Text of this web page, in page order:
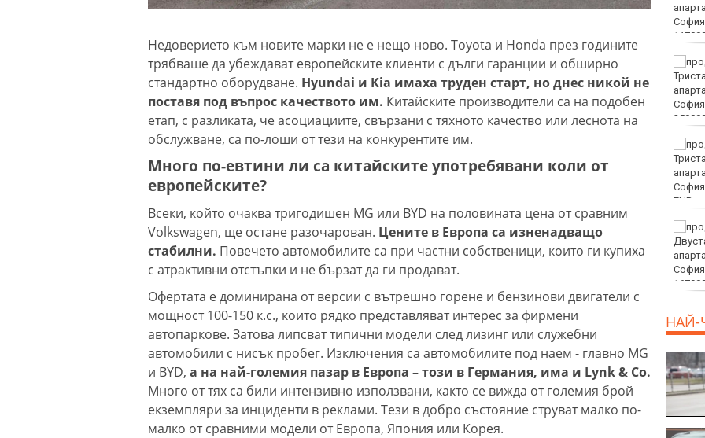
Недоверието към новите марки не е нещо ново. Toyota и Honda през годините
трябваше да убеждават европейските клиенти с дълги гаранции и обширно
стандартно оборудване. Hyundai и Kia имаха труден старт, но днес никой не
поставя под въпрос качеството им. Китайските производители са на подобен
етап, с разликата, че асоциациите, свързани с тяхното качество или леснота на
обслужване, са по-лоши от тези на конкурентите им.
Много по-евтини ли са китайските употребявани коли от
европейските?
Всеки, който очаква тригодишен MG или BYD на половината цена от сравним
Volkswagen, ще остане разочарован. Цените в Европа са изненадващо
стабилни. Повечето автомобилите са при частни собственици, които ги купиха
с атрактивни отстъпки и не бързат да ги продават.
Офертата е доминирана от версии с вътрешно горене и бензинови двигатели с
мощност 100-150 к.с., които рядко представляват интерес за фирмени
автопаркове. Затова липсват типични модели след лизинг или служебни
автомобили с нисък пробег. Изключения са автомобилите под наем - главно MG
и BYD, а на най-големия пазар в Европа – този в Германия, има и Lynk & Co.
Много от тях са били интензивно използвани, както се вижда от големия брой
екземпляри за инциденти в реклами. Тези в добро състояние струват малко по-
малко от сравними модели от Европа, Япония или Корея.
Времето във Варна на 7
Дометий
Винисиус Жуниор
преподписа с Реал
(Мадрид)
EUR
800
НАЙ-